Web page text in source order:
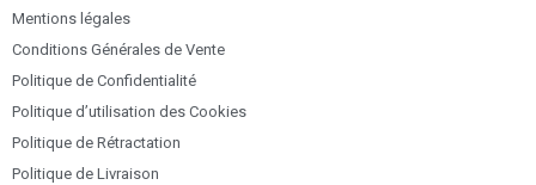
Mentions légales
Conditions Générales de Vente
Politique de Confidentialité
Politique d’utilisation des Cookies
Politique de Rétractation
Politique de Livraison